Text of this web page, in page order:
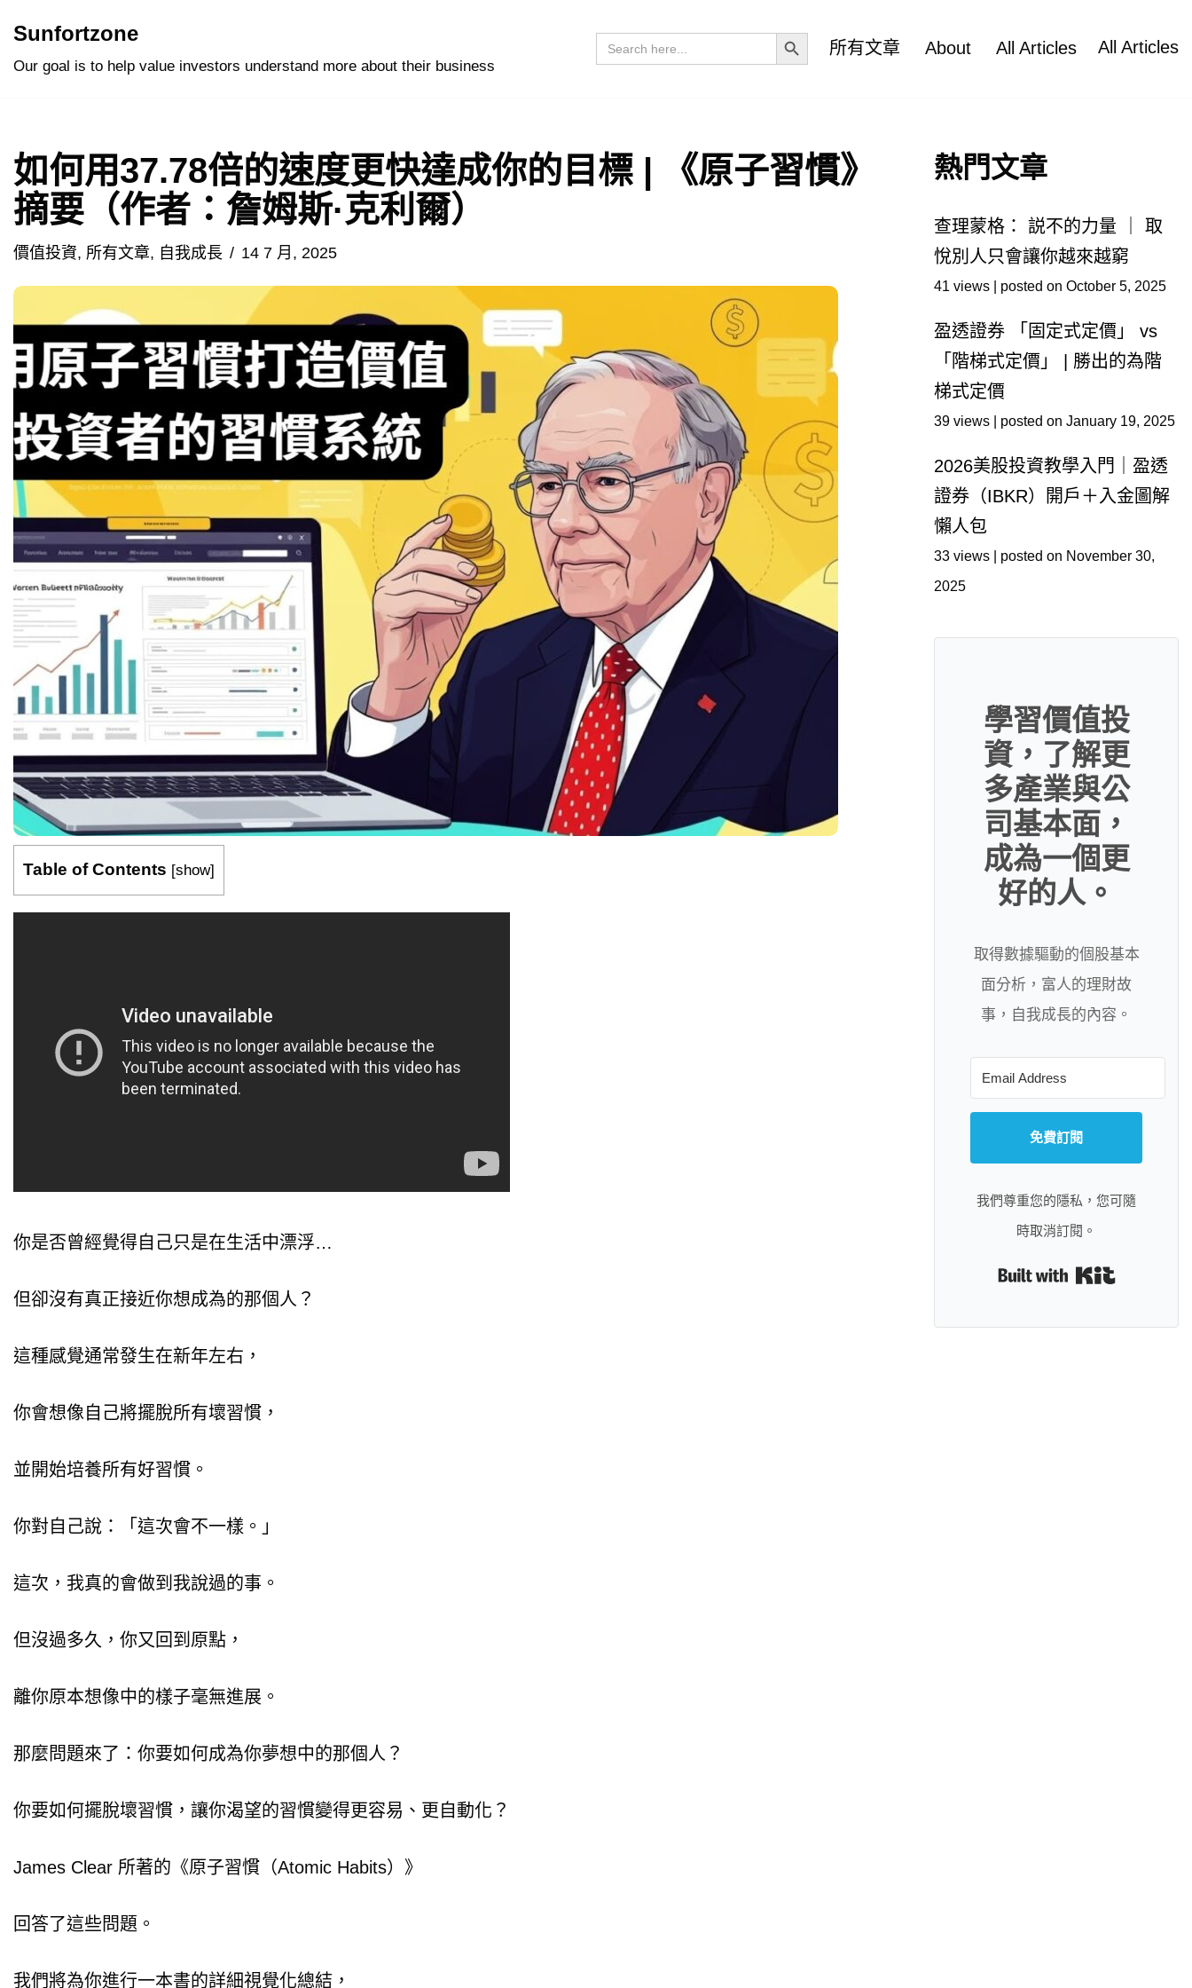
Sunfortzone
Our goal is to help value investors understand more about their business
Search
for:
Search Button
所有文章
About All Articles All Articles
如何用37.78倍的速度更快達成你的目標 | 《原子習慣》
摘要（作者：詹姆斯·克利爾）
價值投資, 所有文章, 自我成長 14 7 月, 2025
Table of Contents [show]
你是否曾經覺得自己只是在生活中漂浮…
但卻沒有真正接近你想成為的那個人？
這種感覺通常發生在新年左右，
你會想像自己將擺脫所有壞習慣，
並開始培養所有好習慣。
你對自己說：「這次會不一樣。」
這次，我真的會做到我說過的事。
但沒過多久，你又回到原點，
離你原本想像中的樣子毫無進展。
那麼問題來了：你要如何成為你夢想中的那個人？
你要如何擺脫壞習慣，讓你渴望的習慣變得更容易、更自動化？
James Clear 所著的《原子習慣（Atomic Habits）》
回答了這些問題。
我們將為你進行一本書的詳細視覺化總結，
熱門文章
查理蒙格： 説不的力量 ｜ 取
悅別人只會讓你越來越窮
41 views posted on October 5, 2025
盈透證券 「固定式定價」 vs
「階梯式定價」 | 勝出的為階
梯式定價
39 views posted on January 19, 2025
2026美股投資教學入門｜盈透
證券（IBKR）開戶＋入金圖解
懶人包
33 views
posted on November 30,
2025
學習價值投
資，了解更
多產業與公
司基本面，
成為一個更
好的人。
取得數據驅動的個股基本
面分析，富人的理財故
事，自我成長的內容。
免費訂閱
我們尊重您的隱私，您可隨
時取消訂閱。
Built with